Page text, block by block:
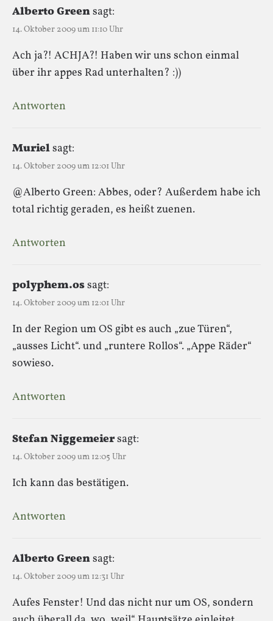
Alberto Greensagt:
14. Oktober 2009 um 11:10 Uhr
Ach ja?! ACHJA?! Haben wir uns schon einmal
über ihr appes Rad unterhalten? :))
Antworten
Murielsagt:
14. Oktober 2009 um 12:01 Uhr
@Alberto Green: Abbes, oder? Außerdem habe ich
total richtig geraden, es heißt zuenen.
Antworten
polyphem.ossagt:
14. Oktober 2009 um 12:01 Uhr
In der Region um OS gibt es auch „zue Türen“,
„ausses Licht“. und „runtere Rollos“. „Appe Räder“
sowieso.
Antworten
Stefan Niggemeiersagt:
14. Oktober 2009 um 12:05 Uhr
Ich kann das bestätigen.
Antworten
Alberto Greensagt:
14. Oktober 2009 um 12:31 Uhr
Aufes Fenster! Und das nicht nur um OS, sondern